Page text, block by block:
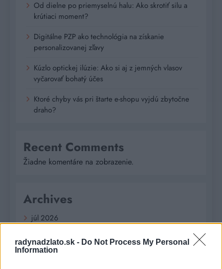
radynadzlato.sk - Do Not Process My Personal
Information
Od dielne po priemyselnú halu: Ako skrotiť silu a
krútiaci moment?
Digitálne PZP ako technológia na získanie
personalizovanej zľavy
Kúzlo optickej ilúzie: Ako si aj z jemných vlasov
vyčarovať bohatý účes
Ktoré chyby vás pri štarte e-shopu vyjdú zbytočne
draho?
Recent Comments
Žiadne komentáre na zobrazenie.
Archives
júl 2026
február 2026